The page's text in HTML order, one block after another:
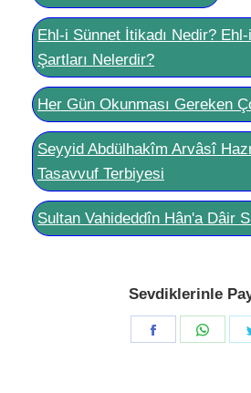
Ehl-i Sünnet İtikadı Nedir?
Şartları Nelerdir?
Her Gün Okunması Gereken
Seyyid Abdülhakîm Arvâsî
Tasavvuf Terbiyesi
Sultan Vahideddîn Hân'a Dâir
Sevdiklerinle
Share
Share